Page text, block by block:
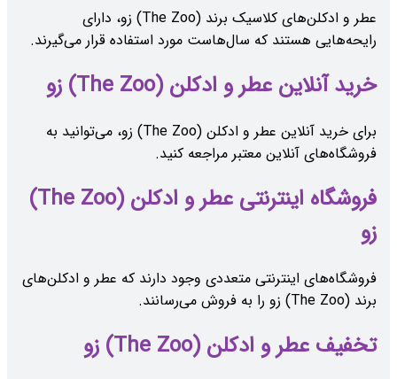
عطر و ادکلن‌های کلاسیک برند (The Zoo) زو، دارای
رایحه‌هایی هستند که سال‌هاست مورد استفاده قرار می‌گیرند.
خرید آنلاین عطر و ادکلن (The Zoo) زو
برای خرید آنلاین عطر و ادکلن (The Zoo) زو، می‌توانید به
فروشگاه‌های آنلاین معتبر مراجعه کنید.
فروشگاه اینترنتی عطر و ادکلن (The Zoo)
زو
فروشگاه‌های اینترنتی متعددی وجود دارند که عطر و ادکلن‌های
برند (The Zoo) زو را به فروش می‌رسانند.
تخفیف عطر و ادکلن (The Zoo) زو